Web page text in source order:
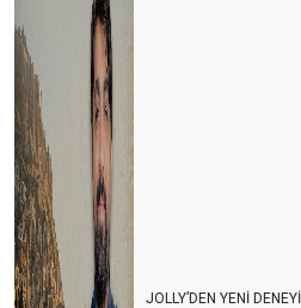
Kral çıplak
Bir otelin kalitesiz olduğunu
Kuantum siçrama
Atların kıç kenarları...
B.ktan işler...
Turizm mühendisliği
JOLLY’DEN YENİ